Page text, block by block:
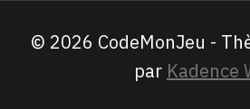
© 2026 CodeMonJeu -
par Kadence